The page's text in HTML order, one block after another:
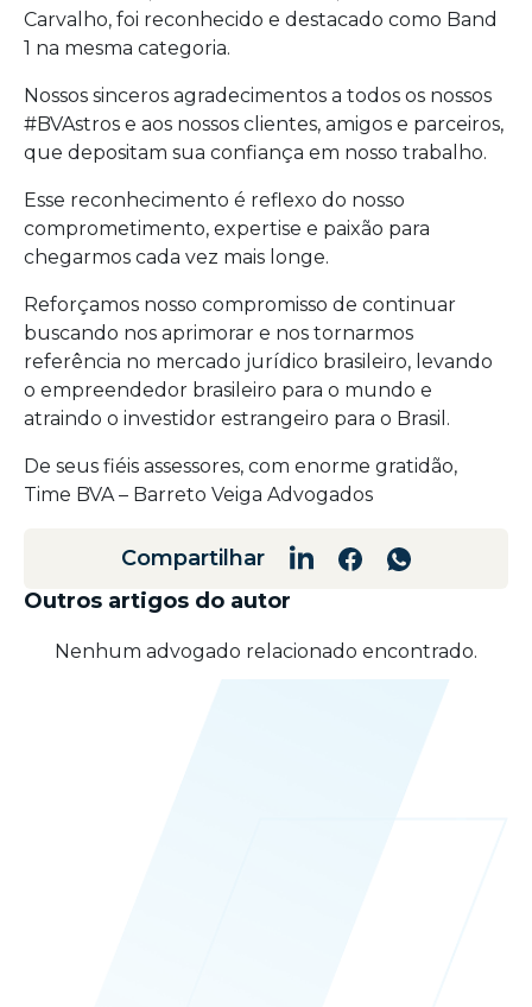
Carvalho, foi reconhecido e destacado como Band
1 na mesma categoria.
Nossos sinceros agradecimentos a todos os nossos
#BVAstros e aos nossos clientes, amigos e parceiros,
que depositam sua confiança em nosso trabalho.
Esse reconhecimento é reflexo do nosso
comprometimento, expertise e paixão para
chegarmos cada vez mais longe.
Reforçamos nosso compromisso de continuar
buscando nos aprimorar e nos tornarmos
referência no mercado jurídico brasileiro, levando
o empreendedor brasileiro para o mundo e
atraindo o investidor estrangeiro para o Brasil.
De seus fiéis assessores, com enorme gratidão,
Time BVA – Barreto Veiga Advogados
Compartilhar
Outros artigos do autor
Nenhum advogado relacionado encontrado.